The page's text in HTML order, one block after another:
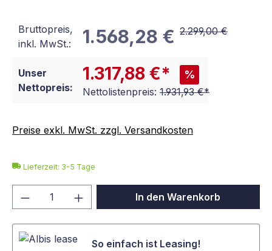
Bruttopreis,
inkl. MwSt.:
1.568,28 € 2.299,00 €
Unser
Nettopreis:
1.317,88 €* %
Nettolistenpreis: 1.931,93 €*
Preise exkl. MwSt. zzgl. Versandkosten
Lieferzeit: 3-5 Tage
Produkt Anzahl: Gib denIn den Warenkorb
So einfach ist Leasing!